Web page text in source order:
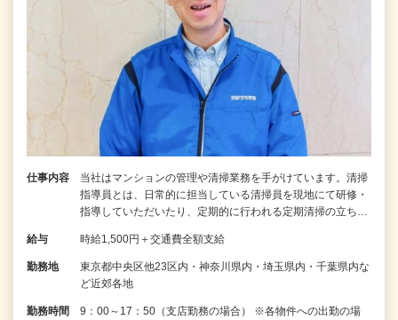
仕事内容
当社はマンションの管理や清掃業務を手がけています。清掃
指導員とは、日常的に担当している清掃員を現地にて研修・
指導していただいたり、定期的に行われる定期清掃の立ち…
給与 時給1,500円＋交通費全額支給
勤務地
東京都中央区他23区内・神奈川県内・埼玉県内・千葉県内な
ど近郊各地
勤務時間
9：00～17：50（支店勤務の場合） ※各物件への出勤の場